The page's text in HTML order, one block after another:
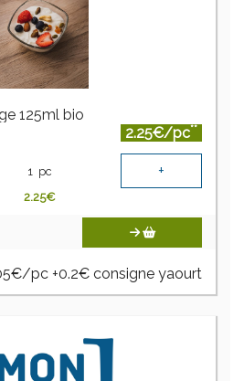
125ml bio
2.25€/pc**
1 pc +
2.25€
pc +0.2€ consigne yaourt